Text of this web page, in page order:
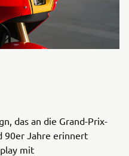
das an die Grand-Prix-
90er Jahre erinnert
mit